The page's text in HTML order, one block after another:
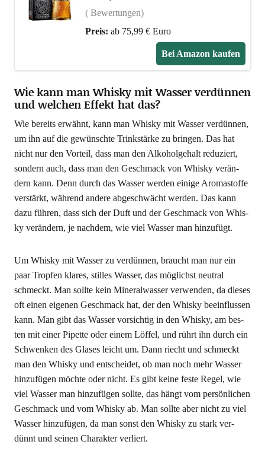
( Bewertungen)
Preis: ab 75,99 € Euro
Bei Ama­zon kaufen
Wie kann man Whisky mit Wasser verdünnen
und welchen Effekt hat das?
Wie bereits erwähnt, kann man Whis­ky mit Was­ser ver­dün­nen,
um ihn auf die gewünsch­te Trink­stär­ke zu brin­gen. Das hat
nicht nur den Vor­teil, dass man den Alko­hol­ge­halt redu­ziert,
son­dern auch, dass man den Geschmack von Whis­ky ver­än­
dern kann. Denn durch das Was­ser wer­den eini­ge Aro­ma­stof­fe
ver­stärkt, wäh­rend ande­re abge­schwächt wer­den. Das kann
dazu füh­ren, dass sich der Duft und der Geschmack von Whis­
ky ver­än­dern, je nach­dem, wie viel Was­ser man hinzufügt.
Um Whis­ky mit Was­ser zu ver­dün­nen, braucht man nur ein
paar Trop­fen kla­res, stil­les Was­ser, das mög­lichst neu­tral
schmeckt. Man soll­te kein Mine­ral­was­ser ver­wen­den, da die­ses
oft einen eige­nen Geschmack hat, der den Whis­ky beein­flus­sen
kann. Man gibt das Was­ser vor­sich­tig in den Whis­ky, am bes­
ten mit einer Pipet­te oder einem Löf­fel, und rührt ihn durch ein
Schwen­ken des Gla­ses leicht um. Dann riecht und schmeckt
man den Whis­ky und ent­schei­det, ob man noch mehr Was­ser
hin­zu­fü­gen möch­te oder nicht. Es gibt kei­ne fes­te Regel, wie
viel Was­ser man hin­zu­fü­gen soll­te, das hängt vom per­sön­li­chen
Geschmack und vom Whis­ky ab. Man soll­te aber nicht zu viel
Was­ser hin­zu­fü­gen, da man sonst den Whis­ky zu stark ver­
dünnt und sei­nen Cha­rak­ter verliert.